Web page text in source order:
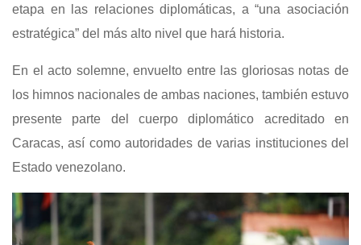
etapa en las relaciones diplomáticas, a “una asociación
estratégica” del más alto nivel que hará historia.
En el acto solemne, envuelto entre las gloriosas notas de
los himnos nacionales de ambas naciones, también estuvo
presente parte del cuerpo diplomático acreditado en
Caracas, así como autoridades de varias instituciones del
Estado venezolano.